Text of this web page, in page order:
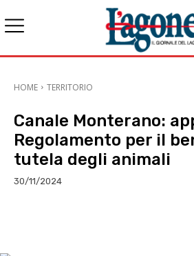
HOME TERRITORIO
Canale Monterano:
Regolamento per il
tutela degli animali
30/11/2024